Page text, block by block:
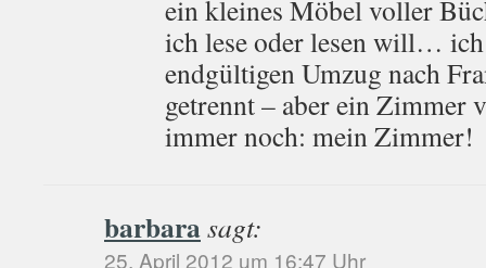
ein kleines Möbel voller
ich lese oder lesen will…
endgültigen Umzug nach
getrennt – aber ein Zimmer
immer noch: mein Zimmer!
barbarasagt:
25. April 2012 um 16:47 Uhr